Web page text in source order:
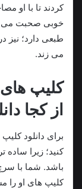
کردند تا با او
خوبی صحبت می‌
طبعی دارد؛ نیز
می زند.
کلیپ
از کجا
برای دانلود
کنید؛ زیرا ساده
باشد. شما با
کلیپ های او را